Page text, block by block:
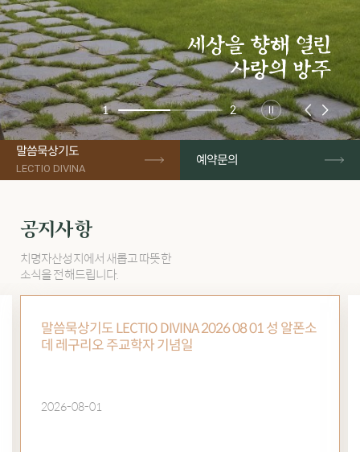
1 2
말씀묵상기도
LECTIO DIVINA
예약문의
공지사항
치명자산성지에서 새롭고 따뜻한
소식을 전해드립니다.
말씀묵상기도 LECTIO DIVINA 2026 08 01 성 알폰소
데 레구리오 주교학자 기념일
2026-08-01